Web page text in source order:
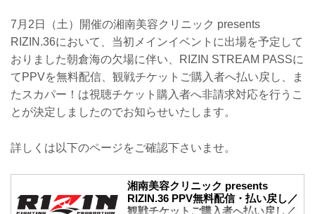
7月2日（土）開催の湘南美容クリニック presents
RIZIN.36において、当初メインイベントに出場を予定して
おりました朝倉海の欠場に伴い、RIZIN STREAM PASSに
てPPVを無料配信、観戦チケットご購入者へ払い戻し、ま
たスカパー！は視聴チケット購入者へ非請求対応を行うこ
とが決定しましたのでお知らせいたします。
詳しくは以下のページをご確認下さいませ。
湘南美容クリニック presents
RIZIN.36 PPV無料配信・払い戻し／
観戦チケットご購入者へ払い戻し／